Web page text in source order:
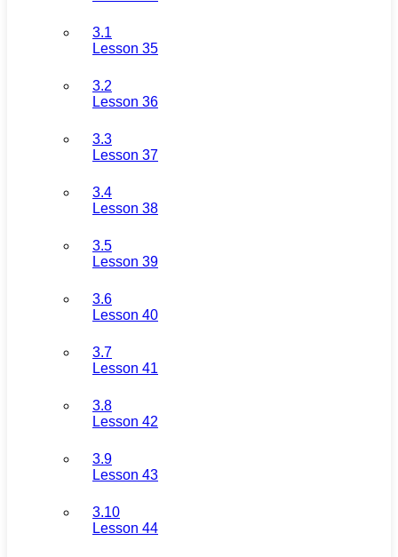
3.1
Lesson 35
3.2
Lesson 36
3.3
Lesson 37
3.4
Lesson 38
3.5
Lesson 39
3.6
Lesson 40
3.7
Lesson 41
3.8
Lesson 42
3.9
Lesson 43
3.10
Lesson 44